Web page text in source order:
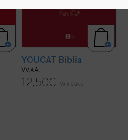
YOUCAT Biblia
VV.AA.
12,50€ IVA incluido